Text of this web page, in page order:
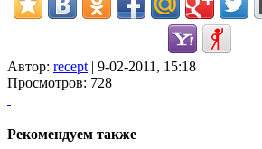
Автор: recept | 9-02-2011, 15:18
Просмотров: 728
Рекомендуем также